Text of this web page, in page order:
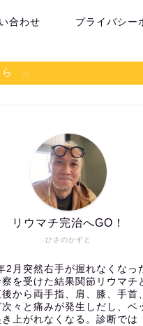
合わせ プライバシー
ひさのかずと
リウマチ完治へGO！
2月突然右手が握れなくなっ
を受けた結果関節リウマチ
後から両手指、肩、膝、手首
々と痛みが発生しだし、ベ
上がれなくなる。診断では